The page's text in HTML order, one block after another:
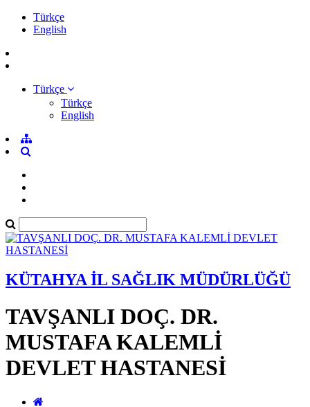
Türkçe
English
Türkçe
Türkçe
English
KÜTAHYA İL SAĞLIK MÜDÜRLÜĞÜ
TAVŞANLI DOÇ. DR.
MUSTAFA KALEMLİ
DEVLET HASTANESİ